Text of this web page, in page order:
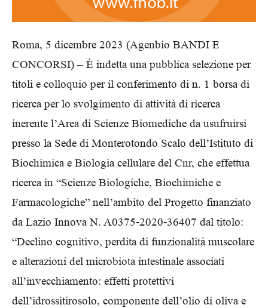
Roma, 5 dicembre 2023 (Agenbio BANDI E
CONCORSI) – È indetta una pubblica selezione per
titoli e colloquio per il conferimento di n. 1 borsa di
ricerca per lo svolgimento di attività di ricerca
inerente l’Area di Scienze Biomediche da usufruirsi
presso la Sede di Monterotondo Scalo dell’Istituto di
Biochimica e Biologia cellulare del Cnr, che effettua
ricerca in “Scienze Biologiche, Biochimiche e
Farmacologiche” nell’ambito del Progetto finanziato
da Lazio Innova N. A0375-2020-36407 dal titolo:
“Declino cognitivo, perdita di funzionalità muscolare
e alterazioni del microbiota intestinale associati
all’invecchiamento: effetti protettivi
dell’idrossitirosolo, componente dell’olio di oliva e